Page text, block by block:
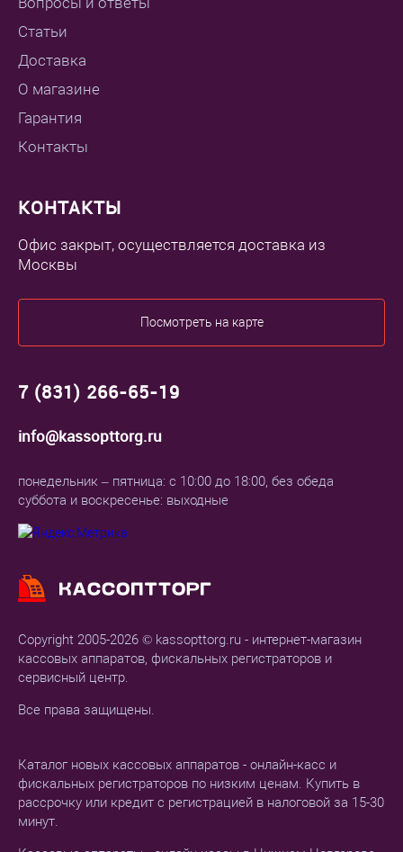
Статьи
Доставка
О магазине
Гарантия
Контакты
Copyright 2005-2026 © kassopttorg.ru - интернет-магазин
кассовых аппаратов, фискальных регистраторов и
сервисный центр.
Все права защищены.
Каталог новых кассовых аппаратов - онлайн-касс и
фискальных регистраторов по низким ценам. Купить в
рассрочку или кредит с регистрацией в налоговой за 15-30
минут.
КОНТАКТЫ
Офис закрыт, осуществляется доставка из
Москвы
Посмотреть на карте
7 (831) 266-65-19
info@kassopttorg.ru
понедельник – пятница: с 10:00 до 18:00, без обеда
суббота и воскресенье: выходные